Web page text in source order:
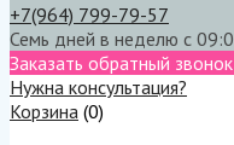
+7(964) 799-79-57
Семь дней в неделю с
Заказать обратный звонок
Нужна консультация?
Корзина (0)